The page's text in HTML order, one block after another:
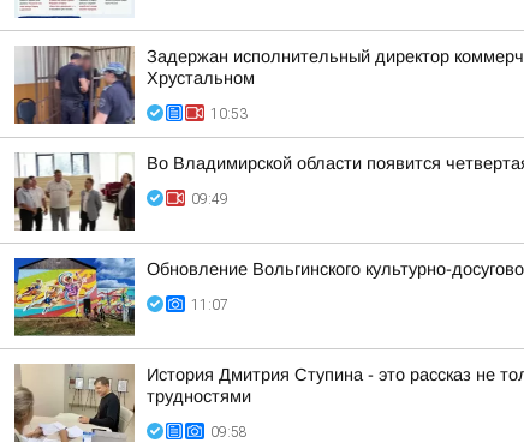
Задержан исполнительный директор
Хрустальном
10:53
Во Владимирской области появится
09:49
Обновление Вольгинского культурно-
11:07
История Дмитрия Ступина - это рассказ не
трудностями
09:58